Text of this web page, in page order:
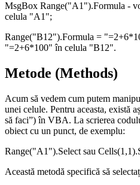
MsgBox Range("A1").Formula -
celula "A1";
Range("B12").Formula =
"=2+6*100" în celula "B12".
Metode (Methods)
Acum să vedem cum putem
unei celule. Pentru aceasta, există
să faci”) în VBA. La scrierea
obiect cu un punct, de exemplu:
Range("A1").Select sau
Această metodă specifică să